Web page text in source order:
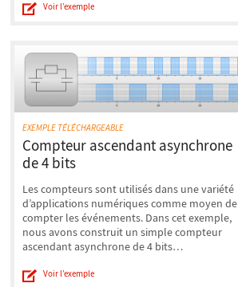
Voir l’exemple
EXEMPLE TÉLÉCHARGEABLE
Compteur ascendant asynchrone
de 4 bits
Les compteurs sont utilisés dans une variété
d’applications numériques comme moyen de
compter les événements. Dans cet exemple,
nous avons construit un simple compteur
ascendant asynchrone de 4 bits…
Voir l’exemple